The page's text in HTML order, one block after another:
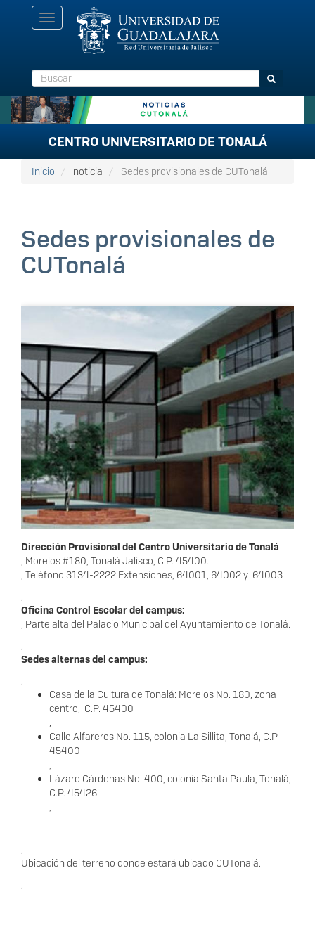
Toggle
navigation
Buscar Buscar
CENTRO UNIVERSITARIO DE TONALÁ
Inicio noticia Sedes provisionales de CUTonalá
Sedes provisionales de
CUTonalá
Dirección Provisional del Centro Universitario de Tonalá
, Morelos #180, Tonalá Jalisco, C.P. 45400.
, Teléfono 3134-2222 Extensiones, 64001, 64002 y 64003
,
Oficina Control Escolar del campus:
, Parte alta del Palacio Municipal del Ayuntamiento de Tonalá.
,
Sedes alternas del campus:
,
Casa de la Cultura de Tonalá: Morelos No. 180, zona
centro, C.P. 45400
,
Calle Alfareros No. 115, colonia La Sillita, Tonalá, C.P.
45400
,
Lázaro Cárdenas No. 400, colonia Santa Paula, Tonalá,
C.P. 45426
,
,
Ubicación del terreno donde estará ubicado CUTonalá.
,